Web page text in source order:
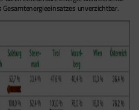
unverzichtbar.